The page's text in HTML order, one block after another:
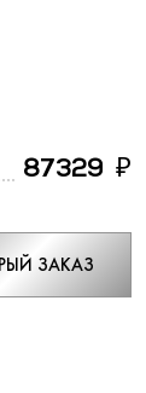
87329 ₽
ЗАКАЗ